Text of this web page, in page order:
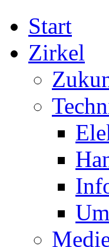
Start
Zirkel